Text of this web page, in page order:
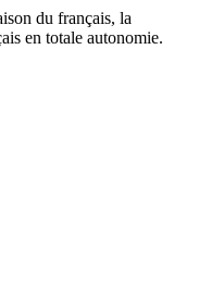
du français, la
en totale autonomie.